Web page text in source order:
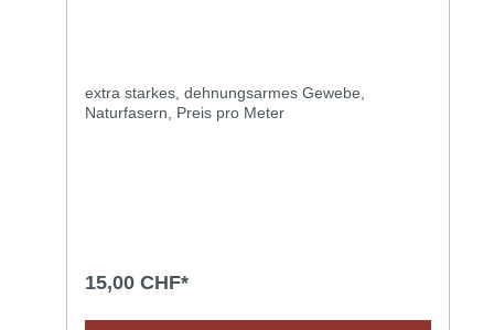
extra starkes, dehnungsarmes Gewebe,
Naturfasern, Preis pro Meter
15,00 CHF*